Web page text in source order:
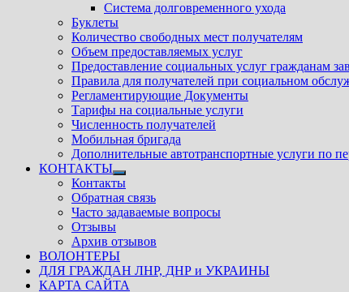
Система долговременного ухода
Буклеты
Количество свободных мест получателям
Объем предоставляемых услуг
Предоставление социальных услуг гражданам
Правила для получателей при социальном
Регламентирующие Документы
Тарифы на социальные услуги
Численность получателей
Мобильная бригада
Дополнительные автотранспортные услуги по
КОНТАКТЫ
Показать
подменю
Контакты
Обратная связь
Часто задаваемые вопросы
Отзывы
Архив отзывов
ВОЛОНТЕРЫ
ДЛЯ ГРАЖДАН ЛНР, ДНР и УКРАИНЫ
КАРТА САЙТА